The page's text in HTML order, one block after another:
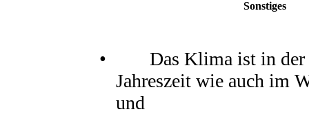
Sonstiges
• Das Klima ist in der
Jahreszeit wie auch im
und